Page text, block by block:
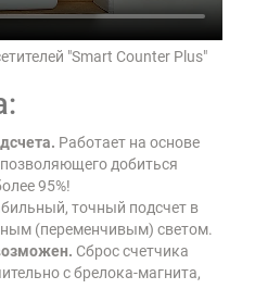
"Smart Counter Plus"
Работает на основе
добиться
95%!
точный подсчет в
(переменчивым) светом.
Сброс счетчика
с брелока-магнита,